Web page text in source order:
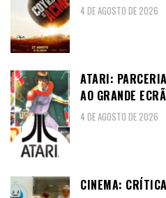
4 DE AGOSTO DE 2026
ATARI:
AO GRANDE ECRÃ
4 DE AGOSTO DE 2026
CINEMA: